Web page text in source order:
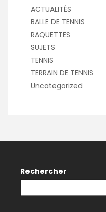
ACTUALITÉS
BALLE DE TENNIS
RAQUETTES
SUJETS
TENNIS
TERRAIN DE TENNIS
Uncategorized
Rechercher